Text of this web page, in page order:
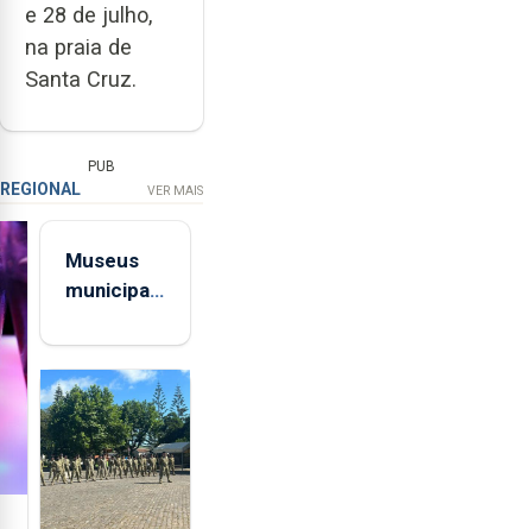
e 28 de julho,
na praia de
Santa Cruz.
PUB
REGIONAL VER MAIS
Museus
municipais
sábados
em agosto